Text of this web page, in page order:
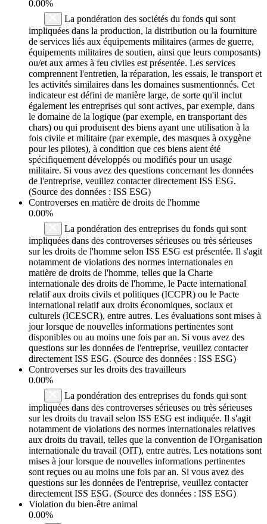
0.00%
La pondération des sociétés du fonds qui sont
impliquées dans la production, la distribution ou la fourniture
de services liés aux équipements militaires (armes de guerre,
équipements militaires de soutien, ainsi que leurs composants)
ou/et aux armes à feu civiles est présentée. Les services
comprennent l'entretien, la réparation, les essais, le transport et
les activités similaires dans les domaines susmentionnés. Cet
indicateur est défini de manière large, de sorte qu'il inclut
également les entreprises qui sont actives, par exemple, dans
le domaine de la logique (par exemple, en transportant des
chars) ou qui produisent des biens ayant une utilisation à la
fois civile et militaire (par exemple, des masques à oxygène
pour les pilotes), à condition que ces biens aient été
spécifiquement développés ou modifiés pour un usage
militaire. Si vous avez des questions concernant les données
de l'entreprise, veuillez contacter directement ISS ESG.
(Source des données : ISS ESG)
Controverses en matière de droits de l'homme
0.00%
La pondération des entreprises du fonds qui sont
impliquées dans des controverses sérieuses ou très sérieuses
sur les droits de l'homme selon ISS ESG est présentée. Il s'agit
notamment de violations des normes internationales en
matière de droits de l'homme, telles que la Charte
internationale des droits de l'homme, le Pacte international
relatif aux droits civils et politiques (ICCPR) ou le Pacte
international relatif aux droits économiques, sociaux et
culturels (ICESCR), entre autres. Les évaluations sont mises à
jour lorsque de nouvelles informations pertinentes sont
disponibles ou au moins une fois par an. Si vous avez des
questions sur les données de l'entreprise, veuillez contacter
directement ISS ESG. (Source des données : ISS ESG)
Controverses sur les droits des travailleurs
0.00%
La pondération des entreprises du fonds qui sont
impliquées dans des controverses sérieuses ou très sérieuses
sur les droits du travail selon ISS ESG est indiquée. Il s'agit
notamment de violations des normes internationales relatives
aux droits du travail, telles que la convention de l'Organisation
internationale du travail (OIT), entre autres. Les notations sont
mises à jour lorsque de nouvelles informations pertinentes
sont reçues ou au moins une fois par an. Si vous avez des
questions sur les données de l'entreprise, veuillez contacter
directement ISS ESG. (Source des données : ISS ESG)
Violation du bien-être animal
0.00%